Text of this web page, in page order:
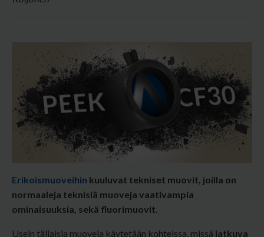
Erikoismuoveihin kuuluvat tekniset muovit, joilla on
normaaleja teknisiä muoveja vaativampia
ominaisuuksia, sekä fluorimuovit.
Usein tällaisia muoveja käytetään kohteissa, missä jatkuva